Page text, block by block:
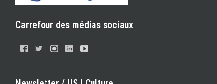
Carrefour des médias sociaux